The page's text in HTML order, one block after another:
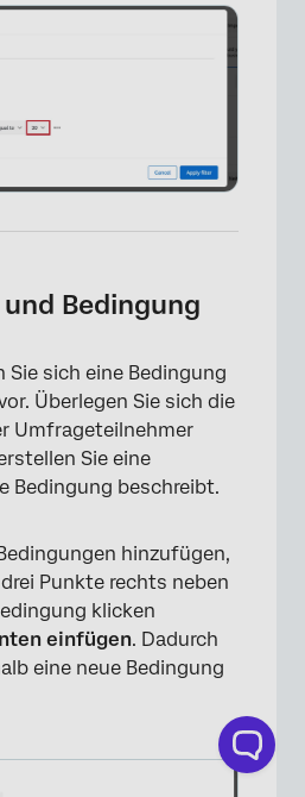
×
Bedingung
sich eine Bedingung
Überlegen Sie sich die
Umfrageteilnehmer
Sie eine
Bedingung beschreibt.
hinzufügen,
Punkte rechts neben
klicken
einfügen. Dadurch
eine neue Bedingung